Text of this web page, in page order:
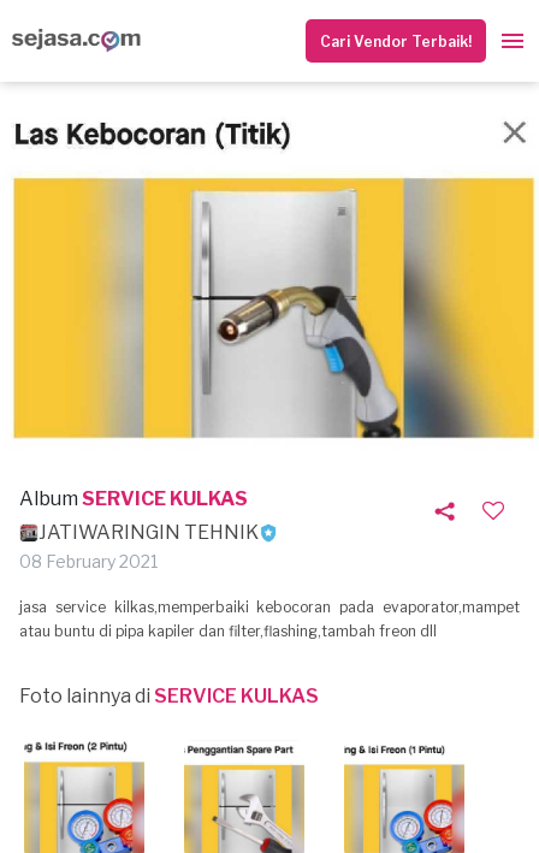
Cari Vendor Terbaik!
Album SERVICE KULKAS
JATIWARINGIN TEHNIK
08 February 2021
jasa service kilkas,memperbaiki kebocoran pada evaporator,mampet
atau buntu di pipa kapiler dan filter,flashing,tambah freon dll
Foto lainnya di SERVICE KULKAS